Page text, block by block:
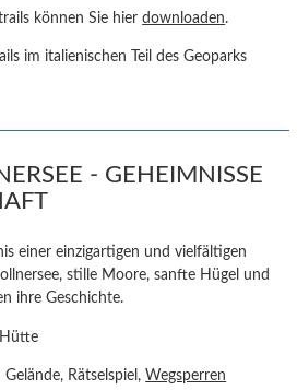
können Sie hierdownloaden.
im italienischen Teil des Geoparks
- GEHEIMNISSE
einer einzigartigen und vielfältigen
stille Moore, sanfte Hügel und
ihre Geschichte.
Rätselspiel,Wegsperren